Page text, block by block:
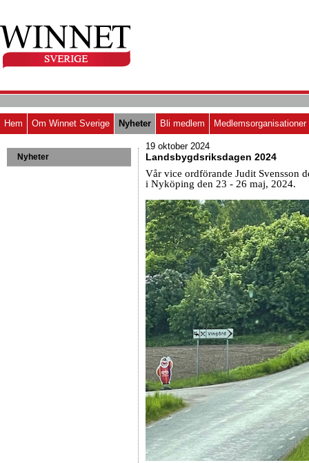
Hem Om Winnet Sverige Nyheter Bli medlem Medlemsorganisationer
Nyheter
19 oktober 2024
Landsbygdsriksdagen 2024
Vår vice ordförande Judit Svensson
i Nyköping den 23 - 26 maj, 2024.